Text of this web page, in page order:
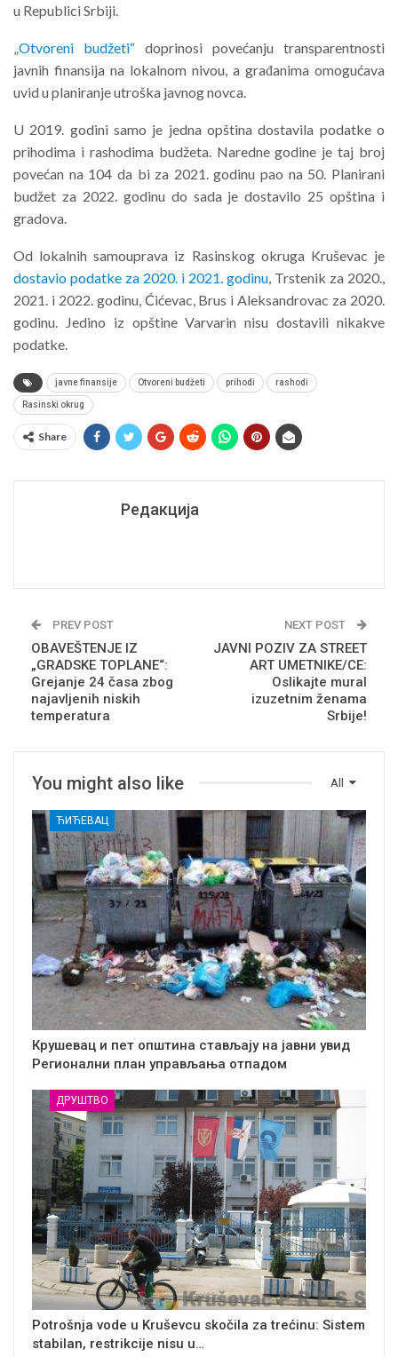
u Republici Srbiji.
„Otvoreni budžeti“ doprinosi povećanju transparentnosti
javnih finansija na lokalnom nivou, a građanima omogućava
uvid u planiranje utroška javnog novca.
U 2019. godini samo je jedna opština dostavila podatke o
prihodima i rashodima budžeta. Naredne godine je taj broj
povećan na 104 da bi za 2021. godinu pao na 50. Planirani
budžet za 2022. godinu do sada je dostavilo 25 opština i
gradova.
Od lokalnih samouprava iz Rasinskog okruga Kruševac je
dostavio podatke za 2020. i 2021. godinu , Trstenik za 2020.,
2021. i 2022. godinu, Ćićevac, Brus i Aleksandrovac za 2020.
godinu. Jedino iz opštine Varvarin nisu dostavili nikakve
podatke.
javne finansije Otvoreni budžeti prihodi rashodi
Rasinski okrug
Share
Редакција
PREV POST
OBAVEŠTENJE IZ
„GRADSKE TOPLANE“:
Grejanje 24 časa zbog
najavljenih niskih
temperatura
NEXT POST
JAVNI POZIV ZA STREET
ART UMETNIKE/CE:
Oslikajte mural
izuzetnim ženama
Srbije!
All
You might also like
ЋИЋЕВАЦ
Крушевац и пет општина стављају на јавни увид
Регионални план управљања отпадом
ДРУШТВО
Potrošnja vode u Kruševcu skočila za trećinu: Sistem
stabilan, restrikcije nisu u…